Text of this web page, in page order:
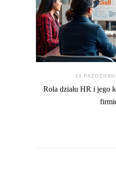
11
Rola działu HR i jego